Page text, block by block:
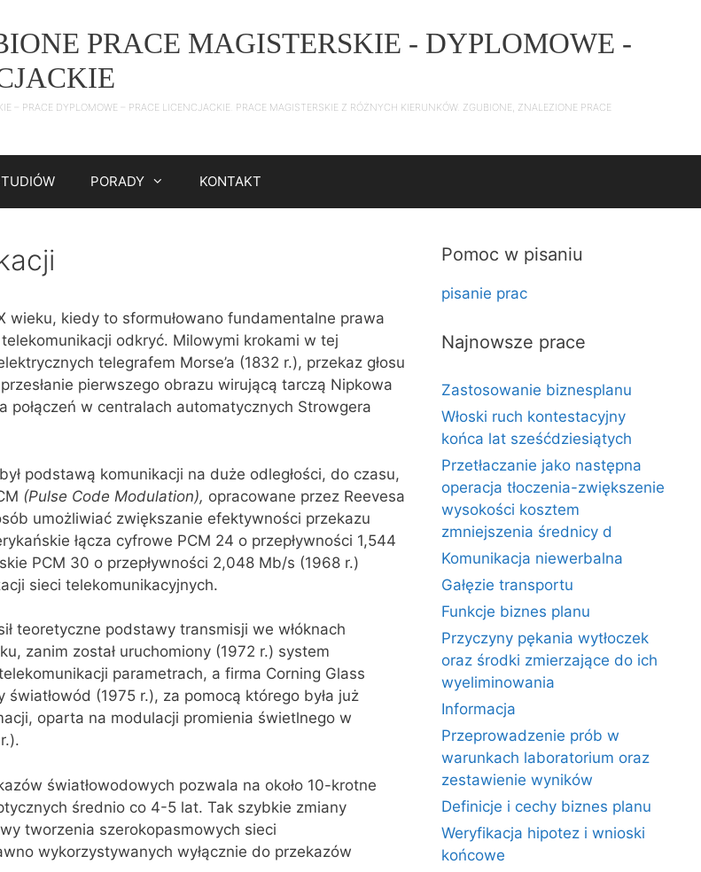
PRACE MAGISTERSKIE - DYPLOMOWE -
– PRACE DYPLOMOWE – PRACE LICENCJACKIE. PRACE MAGISTERSKIE Z RÓŻNYCH KIERUNKÓW. ZGUBIONE, ZNALEZIONE PRACE
PORADY KONTAKT
wieku, kiedy to sformułowano funda‌mentalne prawa
odkryć. Milowymi krokami w tej
telegrafem Morse’a (1832 r.), przekaz głosu
pierwszego obrazu wirującą tarczą Nipkowa
połączeń w centralach automatycz‌nych Strowgera
podstawą komunikacji na duże od‌ległości, do czasu,
(Pulse Code Modulation), opracowane przez Reevesa
umożliwiać zwiększanie efektywności przekazu
łącza cyfrowe PCM 24 o przepływności 1,544
PCM 30 o przepływności 2,048 Mb/s (1968 r.)
sieci telekomunikacyjnych.
teoretyczne podstawy transmisji we włóknach
zanim został uruchomiony (1972 r.) system
parametrach, a firma Corning Glass
(1975 r.), za pomocą którego była już
oparta na mo‌dulacji promienia świetlnego w
światło‌wodowych pozwala na około 10-krotne
średnio co 4-5 lat. Tak szybkie zmiany
tworzenia szerokopasmowych sieci
wykorzystywanych wyłącznie do przekazów
Pomoc w pisaniu
pisanie prac
Najnowsze prace
Zastosowanie biznesplanu
Włoski ruch kontestacyjny
końca lat sześćdziesiątych
Przetłaczanie jako następna
operacja tłoczenia-zwiększenie
wysokości kosztem
zmniejszenia średnicy d
Komunikacja niewerbalna
Gałęzie transportu
Funkcje biznes planu
Przyczyny pękania wytłoczek
oraz środki zmierzające do ich
wyeliminowania
Informacja
Przeprowadzenie prób w
warunkach laboratorium oraz
zestawienie wyników
Definicje i cechy biznes planu
Weryfikacja hipotez i wnioski
końcowe